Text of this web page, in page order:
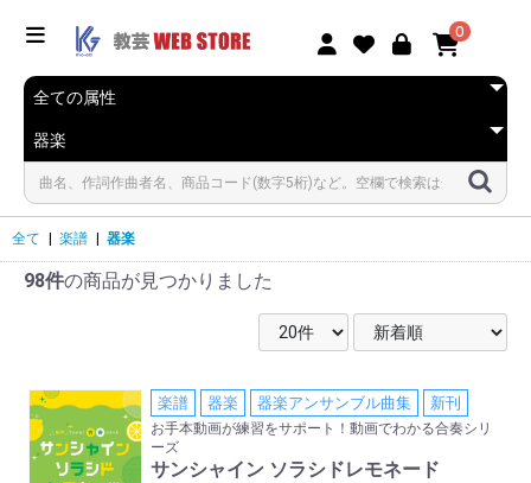
0
全て 楽譜 器楽
98件の商品が見つかりました
楽譜 器楽 器楽アンサンブル曲集 新刊
お手本動画が練習をサポート！動画でわかる合奏シリ
ーズ
サンシャイン ソラシドレモネード